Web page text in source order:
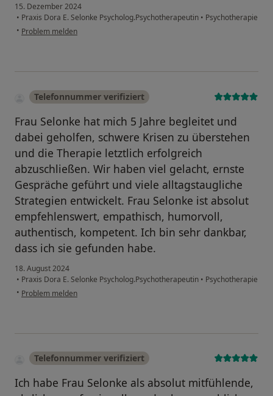
15. Dezember 2024
• Praxis Dora E. Selonke Psycholog.Psychotherapeutin • Psychotherapie
• Problem melden
Telefonnummer verifiziert
Frau Selonke hat mich 5 Jahre begleitet und
dabei geholfen, schwere Krisen zu überstehen
und die Therapie letztlich erfolgreich
abzuschließen. Wir haben viel gelacht, ernste
Gespräche geführt und viele alltagstaugliche
Strategien entwickelt. Frau Selonke ist absolut
empfehlenswert, empathisch, humorvoll,
authentisch, kompetent. Ich bin sehr dankbar,
dass ich sie gefunden habe.
18. August 2024
• Praxis Dora E. Selonke Psycholog.Psychotherapeutin • Psychotherapie
• Problem melden
Telefonnummer verifiziert
Ich habe Frau Selonke als absolut mitfühlende,